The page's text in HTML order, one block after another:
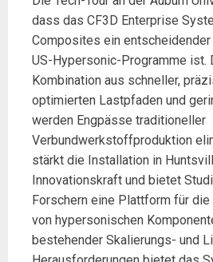
dass das CF3D Enterprise
Composites ein
US-Hypersonic-Programme ist.
Kombination aus schneller,
optimierten Lastpfaden und
werden Engpässe traditioneller
Verbundwerkstoffproduktion
stärkt die Installation in
Innovationskraft und bietet
Forschern eine Plattform für
von hypersonischen
bestehender Skalierungs- und